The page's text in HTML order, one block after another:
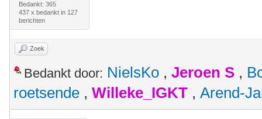
Bedankt: 365
437 x bedankt in 127
berichten
Zoek
Bedankt door: NielsKo , Jeroen S ,
roetsende , Willeke_IGKT , Arend-